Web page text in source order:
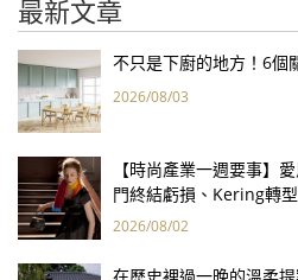
最新文章
不只是下廚的地方！6個
2026/08/03
【時尚產業一週要事】
門終結虧損、Kering轉
報亮眼
2026/08/02